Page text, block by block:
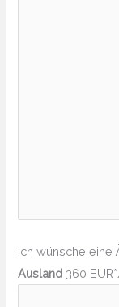
Ich wünsche eine
Ausland 360